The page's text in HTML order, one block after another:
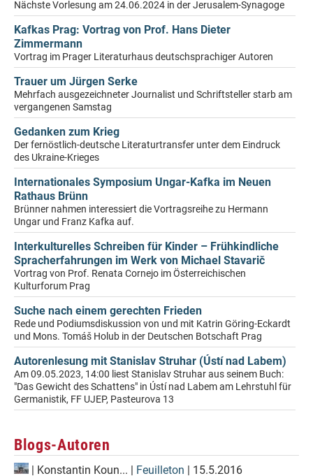
Nächste Vorlesung am 24.06.2024 in der Jerusalem-Synagoge
Kafkas Prag: Vortrag von Prof. Hans Dieter
Zimmermann
Vortrag im Prager Literaturhaus deutschsprachiger Autoren
Trauer um Jürgen Serke
Mehrfach ausgezeichneter Journalist und Schriftsteller starb am
vergangenen Samstag
Gedanken zum Krieg
Der fernöstlich-deutsche Literaturtransfer unter dem Eindruck
des Ukraine-Krieges
Internationales Symposium Ungar-Kafka im Neuen
Rathaus Brünn
Brünner nahmen interessiert die Vortragsreihe zu Hermann
Ungar und Franz Kafka auf.
Interkulturelles Schreiben für Kinder – Frühkindliche
Spracherfahrungen im Werk von Michael Stavarič
Vortrag von Prof. Renata Cornejo im Österreichischen
Kulturforum Prag
Suche nach einem gerechten Frieden
Rede und Podiumsdiskussion von und mit Katrin Göring-Eckardt
und Mons. Tomáš Holub in der Deutschen Botschaft Prag
Autorenlesung mit Stanislav Struhar (Ústí nad Labem)
Am 09.05.2023, 14:00 liest Stanislav Struhar aus seinem Buch:
"Das Gewicht des Schattens" in Ústí nad Labem am Lehrstuhl für
Germanistik, FF UJEP, Pasteurova 13
Blogs-Autoren
| Konstantin Koun... | Feuilleton | 15.5.2016